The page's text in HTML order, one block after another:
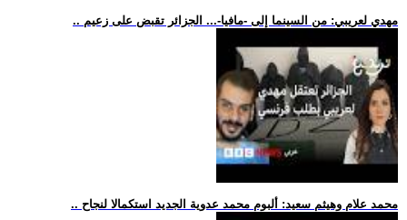
.. مهدي لعريبي: من السينما إلى -مافيا-... الجزائر تقبض على زعيم
.. محمد علام وهيثم سعيد: ألبوم محمد عدوية الجديد استكمالا لنجاح